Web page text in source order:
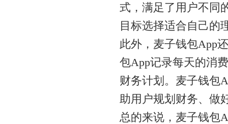
式，满足了用户不同
目标选择适合自己的
此外，麦子钱包App
包App记录每天的消
财务计划。麦子钱包
助用户规划财务、做
总的来说，麦子钱包